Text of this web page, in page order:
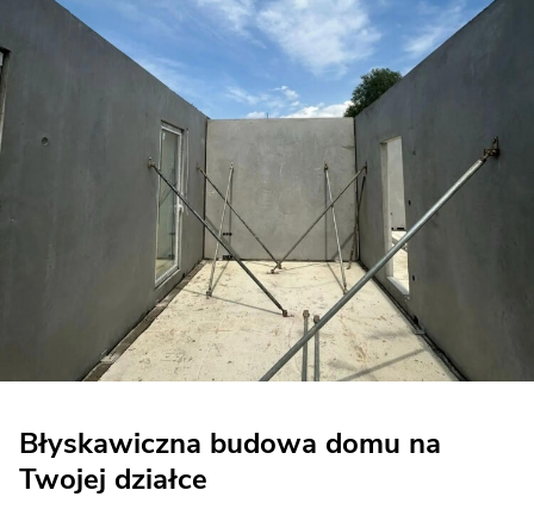
Błyskawiczna budowa domu na
Twojej działce